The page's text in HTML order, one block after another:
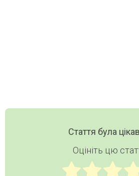
Стаття була
Оцініть цю